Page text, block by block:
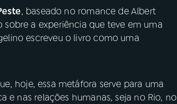
, baseado no romance de Albert
sobre a experiência que teve em uma
escreveu o livro como uma
hoje, essa metáfora serve para uma
e nas relações humanas, seja no Rio, no